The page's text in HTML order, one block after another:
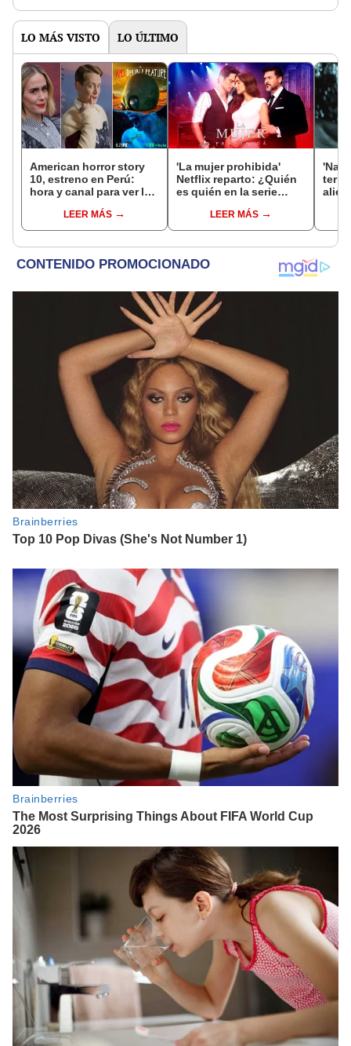
LO MÁS VISTO LO ÚLTIMO
American horror story
10, estreno en Perú:
hora y canal para ver la
LEER MÁS
'La mujer prohibida'
Netflix reparto: ¿Quién
es quién en la serie
protagonizada por
Valerie Domínguez?
LEER MÁS